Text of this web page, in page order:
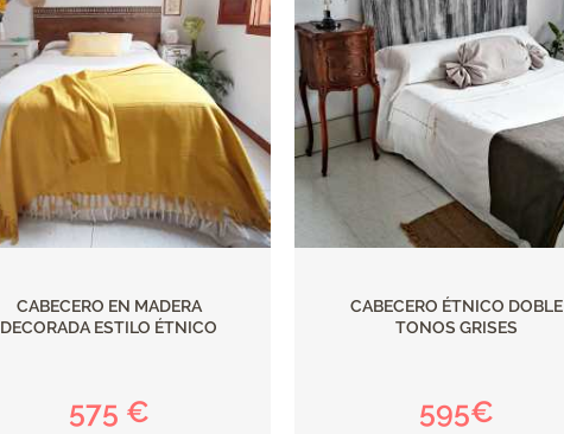
CABECERO EN MADERA
DECORADA ESTILO ÉTNICO
575 €
CABECERO ÉTNICO DOBLE
TONOS GRISES
595€